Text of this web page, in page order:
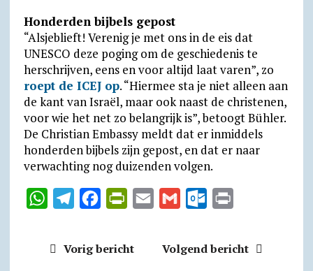
Honderden bijbels gepost
“Alsjeblieft! Verenig je met ons in de eis dat
UNESCO deze poging om de geschiedenis te
herschrijven, eens en voor altijd laat varen”, zo
roept de ICEJ op. “Hiermee sta je niet alleen aan
de kant van Israël, maar ook naast de christenen,
voor wie het net zo belangrijk is”, betoogt Bühler.
De Christian Embassy meldt dat er inmiddels
honderden bijbels zijn gepost, en dat er naar
verwachting nog duizenden volgen.
W
T
Vorig bericht Volgend bericht